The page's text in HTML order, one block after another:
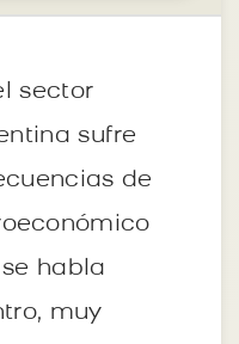
sector
sufre
de
habla
muy